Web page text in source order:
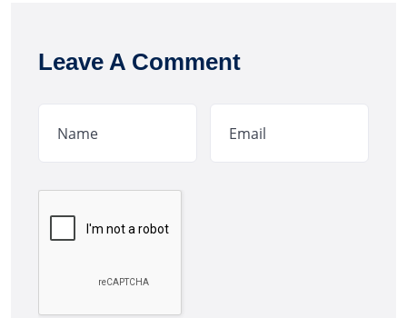
Leave A Comment